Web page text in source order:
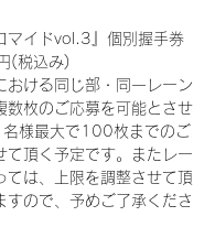
マイドvol.3』個別握手券
(税込み)
ける同じ部・同一レーン
数枚のご応募を可能とさせ
様最大で100枚までのご
て頂く予定です。またレー
ては、上限を調整させて頂
すので、予めご了承くださ